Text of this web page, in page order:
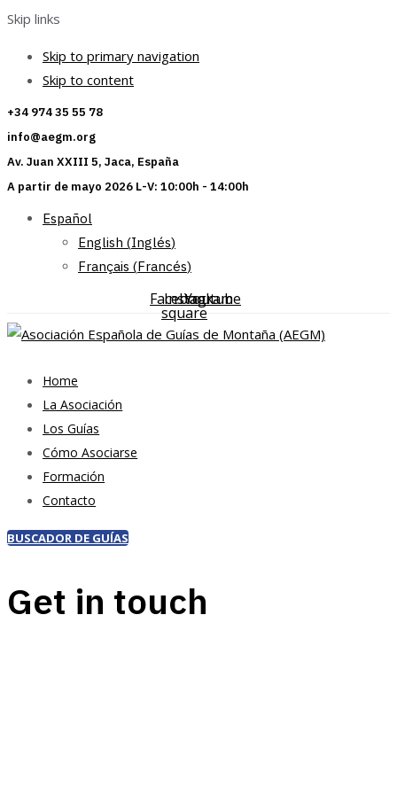
Skip links
Skip to primary navigation
Skip to content
+34 974 35 55 78
info@aegm.org
Av. Juan XXIII 5, Jaca, España
A partir de mayo 2026 L-V: 10:00h - 14:00h
Español
English (Inglés)
Français (Francés)
Facebook-
square
Instagram
Youtube
Home
La Asociación
Los Guías
Cómo Asociarse
Formación
Contacto
BUSCADOR DE GUÍAS
Get in touch